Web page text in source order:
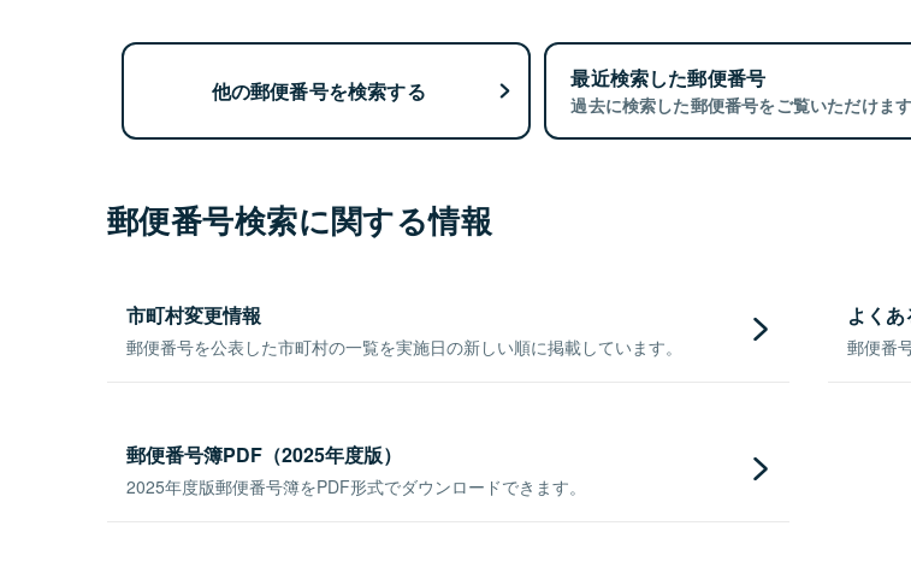
他の郵便番号を検索する 最近検索した郵便番号
過去に検索した郵便番号をご覧いただけます
郵便番号検索に関する情報
市町村変更情報
郵便番号を公表した市町村の一覧を実施日の新しい順に掲載しています。
よく
郵便番
郵便番号簿PDF（2025年度版）
2025年度版郵便番号簿をPDF形式でダウンロードできます。